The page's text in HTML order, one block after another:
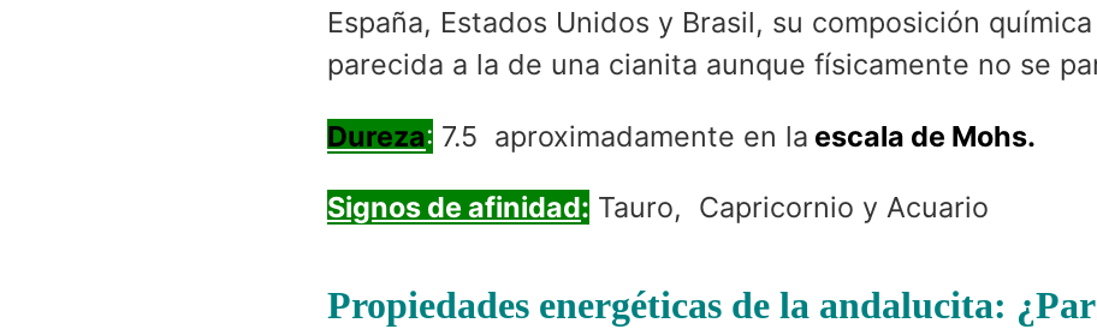
España, Estados Unidos y Brasil, su composición
parecida a la de una cianita aunque físicamente no se
Dureza: 7.5 aproximadamente en la escala de Mohs.
Signos de afinidad: Tauro, Capricornio y Acuario
Propiedades energéticas de la andalucita: